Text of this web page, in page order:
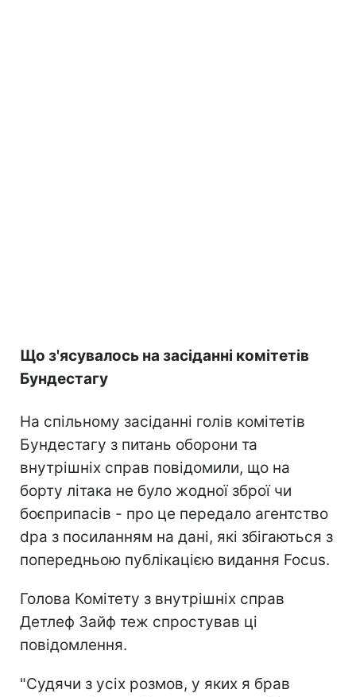
Що з'ясувалось на засіданні комітетів
Бундестагу
На спільному засіданні голів комітетів
Бундестагу з питань оборони та
внутрішніх справ повідомили, що на
борту літака не було жодної зброї чи
боєприпасів - про це передало агентство
dpa з посиланням на дані, які збігаються з
попередньою публікацією видання Focus.
Голова Комітету з внутрішніх справ
Детлеф Зайф теж спростував ці
повідомлення.
"Судячи з усіх розмов, у яких я брав